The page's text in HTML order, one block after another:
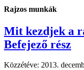
Rajzos munkák
Mit kezdjek a
Befejező rész
Közzétéve: 2013.